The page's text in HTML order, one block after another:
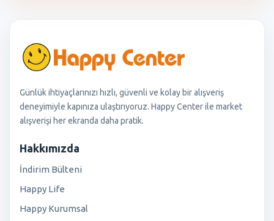
Günlük ihtiyaçlarınızı hızlı, güvenli ve kolay bir alışveriş
deneyimiyle kapınıza ulaştırıyoruz. Happy Center ile market
alışverişi her ekranda daha pratik.
Hakkımızda
İndirim Bülteni
Happy Life
Happy Kurumsal